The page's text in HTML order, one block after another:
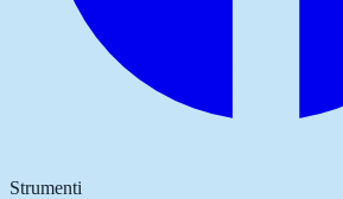
Strumenti